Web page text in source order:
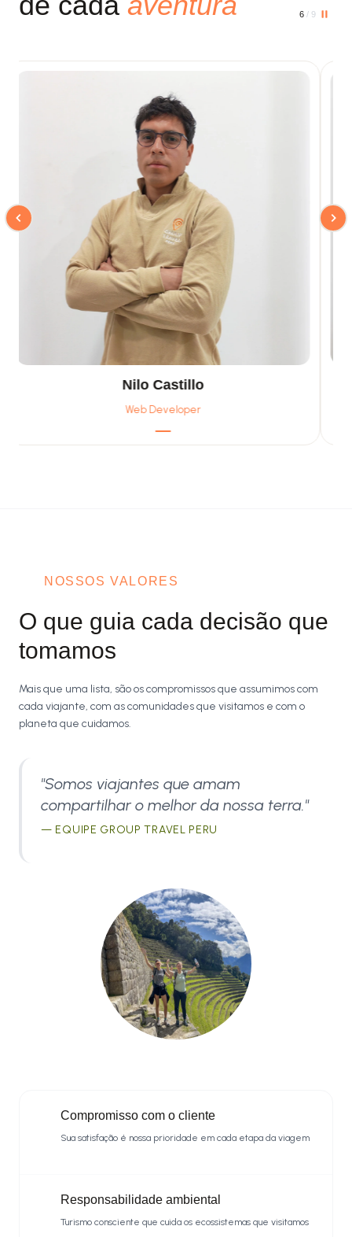
6 / 9
NOSSOS VALORES
O que guia cada decisão que
tomamos
Mais que uma lista, são os compromissos que assumimos com
cada viajante, com as comunidades que visitamos e com o
planeta que cuidamos.
"Somos viajantes que amam
compartilhar o melhor da nossa terra."
— EQUIPE GROUP TRAVEL PERU
Compromisso com o cliente
Sua satisfação é nossa prioridade em cada etapa da viagem
Responsabilidade ambiental
Turismo consciente que cuida os ecossistemas que visitamos